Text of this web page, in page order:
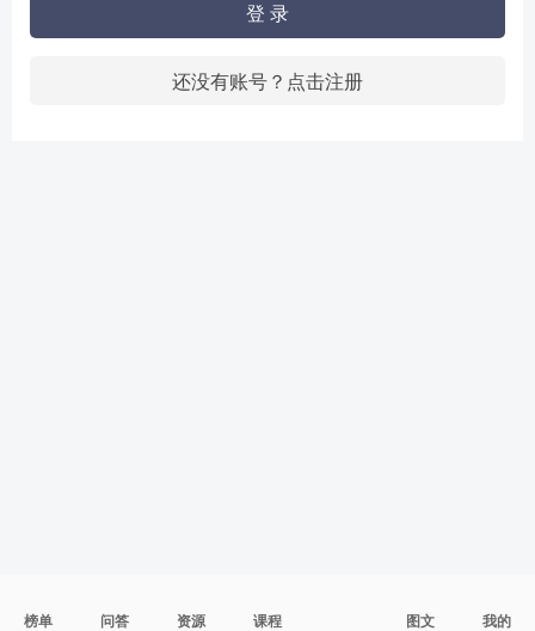
登 录
还没有账号？点击注册
榜单 问答 资源 课程 图文 我的